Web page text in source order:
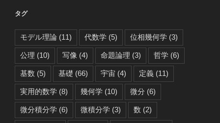
タグ
モデル理論 (11) 代数学 (5) 位相幾何学 (3)
公理 (10) 写像 (4) 命題論理 (3) 哲学 (6)
基数 (5) 基礎 (66) 宇宙 (4) 定義 (11)
実用的数学 (8) 幾何学 (10) 微分 (6)
微分積分学 (6) 微積分学 (3) 数 (2)